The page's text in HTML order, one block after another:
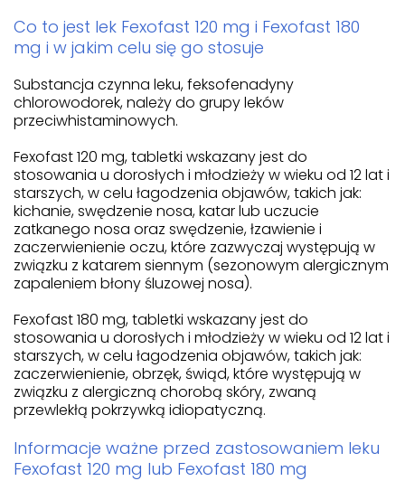
Co to jest lek Fexofast 120 mg i Fexofast 180
mg i w jakim celu się go stosuje
Substancja czynna leku, feksofenadyny
chlorowodorek, należy do grupy leków
przeciwhistaminowych.
Fexofast 120 mg, tabletki wskazany jest do
stosowania u dorosłych i młodzieży w wieku od 12 lat i
starszych, w celu łagodzenia objawów, takich jak:
kichanie, swędzenie nosa, katar lub uczucie
zatkanego nosa oraz swędzenie, łzawienie i
zaczerwienienie oczu, które zazwyczaj występują w
związku z katarem siennym (sezonowym alergicznym
zapaleniem błony śluzowej nosa).
Fexofast 180 mg, tabletki wskazany jest do
stosowania u dorosłych i młodzieży w wieku od 12 lat i
starszych, w celu łagodzenia objawów, takich jak:
zaczerwienienie, obrzęk, świąd, które występują w
związku z alergiczną chorobą skóry, zwaną
przewlekłą pokrzywką idiopatyczną.
Informacje ważne przed zastosowaniem leku
Fexofast 120 mg lub Fexofast 180 mg